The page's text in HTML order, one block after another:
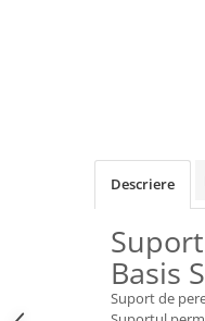
Accesorii Electrocasnice
Filtre Purificatoare Aer
Accesorii Piese Aer
Casa si gradina
Home & Deco
Descriere
Basis
Suport de